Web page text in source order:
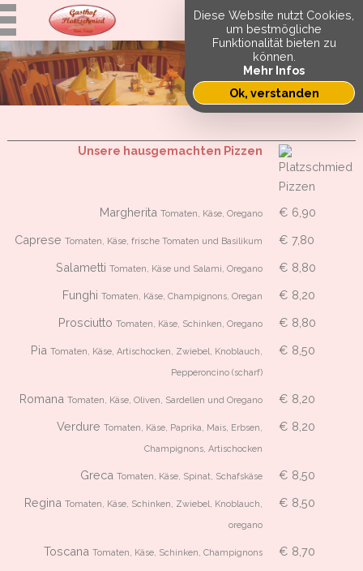
Unsere hausgemachten Pizzen
Margherita Tomaten, Käse, Oregano
€ 6,90
Caprese Tomaten, Käse, frische Tomaten und Basilikum
€ 7,80
Salametti Tomaten, Käse und Salami, Oregano
€ 8,80
Funghi Tomaten, Käse, Champignons, Oregan
€ 8,20
Prosciutto Tomaten, Käse, Schinken, Oregano
€ 8,80
Pia Tomaten, Käse, Artischocken, Zwiebel, Knoblauch,
Pepperoncino (scharf)
€ 8,50
Romana Tomaten, Käse, Oliven, Sardellen und Oregano
€ 8,20
Verdure Tomaten, Käse, Paprika, Mais, Erbsen,
Champignons, Artischocken
€ 8,20
Greca Tomaten, Käse, Spinat, Schafskäse
€ 8,50
Regina Tomaten, Käse, Schinken, Zwiebel, Knoblauch,
oregano
€ 8,50
Toscana Tomaten, Käse, Schinken, Champignons
€ 8,70
Diese Website nutzt Cookies,
um bestmögliche
Funktionalität bieten zu
können.
Mehr Infos
Ok, verstanden